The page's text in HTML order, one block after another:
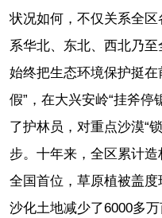
状况如何，不仅关系全
系华北、东北、西北乃
始终把生态环境保护挺
假”，在大兴安岭“挂斧停
了护林员，对重点沙漠“
步。十年来，全区累计
全国首位，草原植被盖
沙化土地减少了6000多